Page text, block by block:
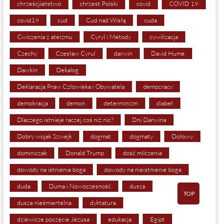
chrześcjiaństwo chrzest Polski covid COVID 19
covid19 cud Cud nad Wisłą cuda
Ćwiczenia z ateizmu Cyryl i Metody cywilizacja
Czechy Czesław Cyrul darwin David Hume
Dawkin Dekalog
Deklaracja Praw Człowieka i Obywatela democracy
demokracja demon determinizm diabeł
Dlaczego istnieje raczej coś niż nic? Dni Darwina
Dobry wojak Szwejk dogmat dogmaty Dołowy
dominiczak Donald Trump dość milczenia
dowody na istnienia boga dowody na nieistnienie boga
duda Duma i Nowoczesność dusza
dusza nieśmiertelna dyktatura
dziewicze poczęcie Jezusa edukacja Egipt
TOP